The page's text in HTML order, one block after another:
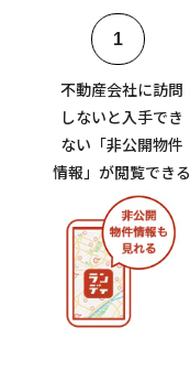
1
不動産会社に訪問
しないと入手でき
ない「非公開物件
情報」が閲覧できる